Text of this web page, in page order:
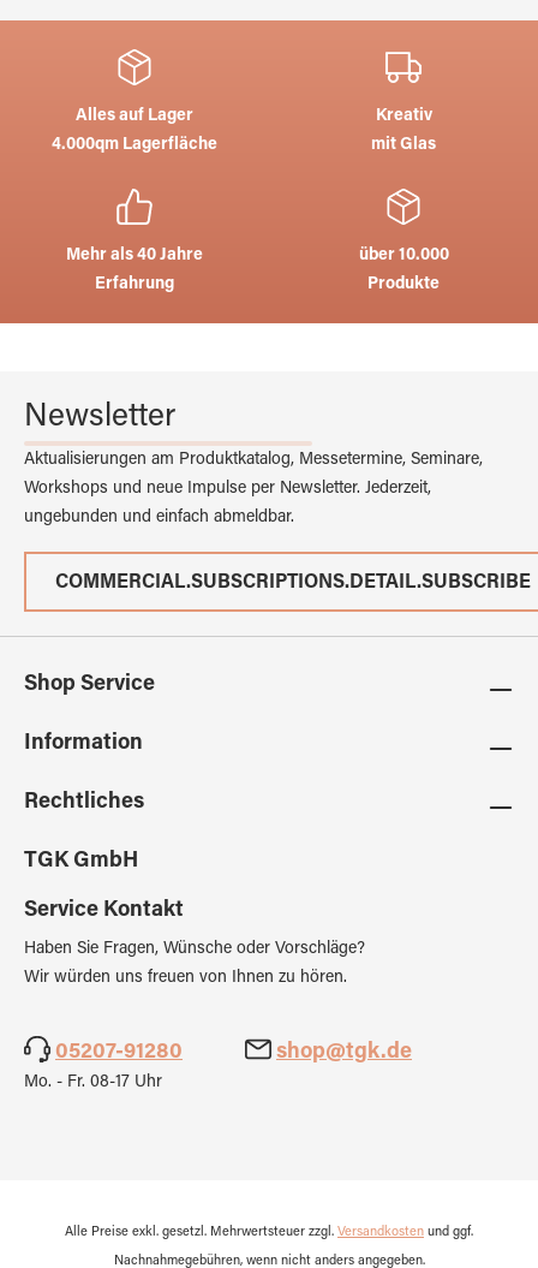
Alles auf Lager
4.000qm Lagerfläche
Kreativ
mit Glas
Mehr als 40 Jahre
Erfahrung
über 10.000
Produkte
Newsletter
Aktualisierungen am Produktkatalog, Messetermine, Seminare,
Workshops und neue Impulse per Newsletter. Jederzeit,
ungebunden und einfach abmeldbar.
COMMERCIAL.SUBSCRIPTIONS.DETAIL.SUBSCRIBE
Shop Service
Information
Rechtliches
TGK GmbH
Service Kontakt
Haben Sie Fragen, Wünsche oder Vorschläge?
Wir würden uns freuen von Ihnen zu hören.
05207-91280 shop@tgk.de
Mo. - Fr. 08-17 Uhr
Alle Preise exkl. gesetzl. Mehrwertsteuer zzgl. Versandkosten und ggf.
Nachnahmegebühren, wenn nicht anders angegeben.